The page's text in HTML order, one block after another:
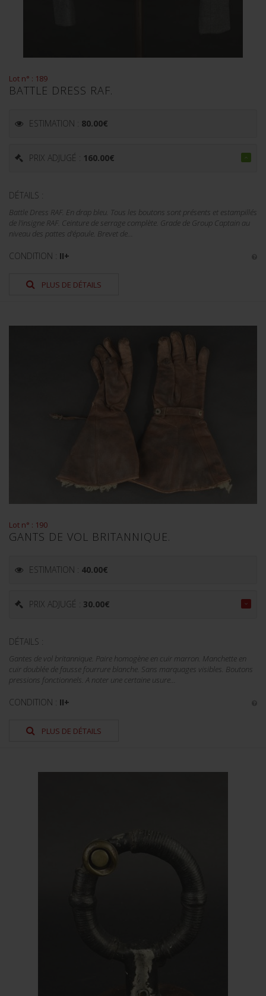
Lot n° : 189
BATTLE DRESS RAF.
ESTIMATION : 80.00€
PRIX ADJUGÉ : 160.00€
DÉTAILS :
Battle Dress RAF. En drap bleu. Tous les boutons sont présents et estampillés
de l'insigne RAF. Ceinture de serrage complète. Grade de Group Captain au
niveau des pattes d'épaule. Brevet de...
CONDITION : II+
PLUS DE DÉTAILS
Lot n° : 190
GANTS DE VOL BRITANNIQUE.
ESTIMATION : 40.00€
PRIX ADJUGÉ : 30.00€
DÉTAILS :
Gantes de vol britannique. Paire homogène en cuir marron. Manchette en
cuir doublée de fausse fourrure blanche. Sans marquages visibles. Boutons
pressions fonctionnels. A noter une certaine usure...
CONDITION : II+
PLUS DE DÉTAILS